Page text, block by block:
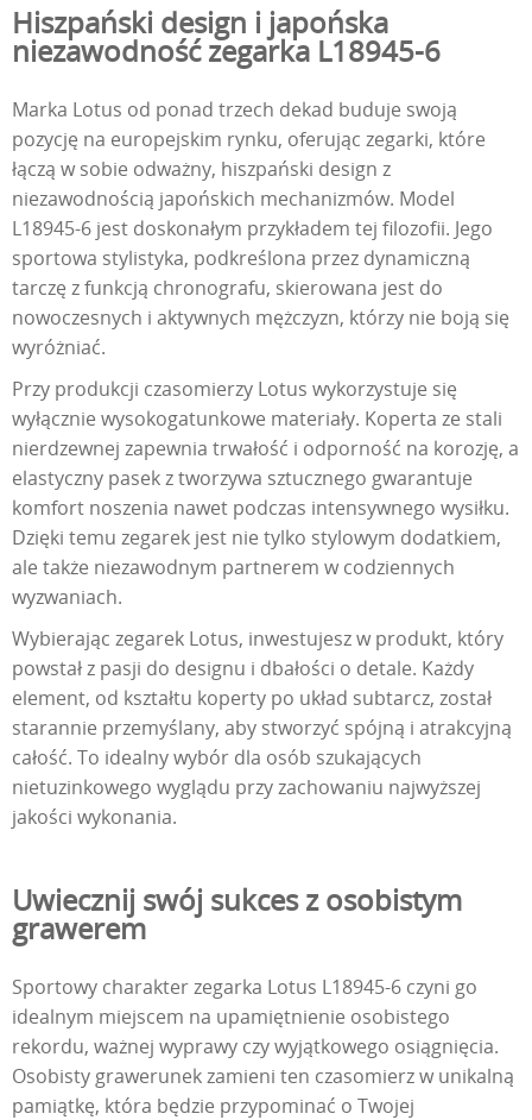
Hiszpański design i japońska
niezawodność zegarka L18945-6
Marka Lotus od ponad trzech dekad buduje swoją
pozycję na europejskim rynku, oferując zegarki, które
łączą w sobie odważny, hiszpański design z
niezawodnością japońskich mechanizmów. Model
L18945-6 jest doskonałym przykładem tej filozofii. Jego
sportowa stylistyka, podkreślona przez dynamiczną
tarczę z funkcją chronografu, skierowana jest do
nowoczesnych i aktywnych mężczyzn, którzy nie boją się
wyróżniać.
Przy produkcji czasomierzy Lotus wykorzystuje się
wyłącznie wysokogatunkowe materiały. Koperta ze stali
nierdzewnej zapewnia trwałość i odporność na korozję, a
elastyczny pasek z tworzywa sztucznego gwarantuje
komfort noszenia nawet podczas intensywnego wysiłku.
Dzięki temu zegarek jest nie tylko stylowym dodatkiem,
ale także niezawodnym partnerem w codziennych
wyzwaniach.
Wybierając zegarek Lotus, inwestujesz w produkt, który
powstał z pasji do designu i dbałości o detale. Każdy
element, od kształtu koperty po układ subtarcz, został
starannie przemyślany, aby stworzyć spójną i atrakcyjną
całość. To idealny wybór dla osób szukających
nietuzinkowego wyglądu przy zachowaniu najwyższej
jakości wykonania.
Uwiecznij swój sukces z osobistym
grawerem
Sportowy charakter zegarka Lotus L18945-6 czyni go
idealnym miejscem na upamiętnienie osobistego
rekordu, ważnej wyprawy czy wyjątkowego osiągnięcia.
Osobisty grawerunek zamieni ten czasomierz w unikalną
pamiątkę, która będzie przypominać o Twojej